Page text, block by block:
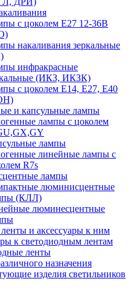
с цоколем Е27 12-36В
накаливания зеркальные
инфракрасные
(ИКЗ, ИКЗК)
с цоколем Е14, Е27, Е40
и капсульные лампы
лампы с цоколем
лампы
линейные лампы с
R7s
лампы
люминисцентные
(КЛЛ)
люминесцентные
и аксессуары к ним
к светодиодным лентам
ленты
назначения
изделия светильников